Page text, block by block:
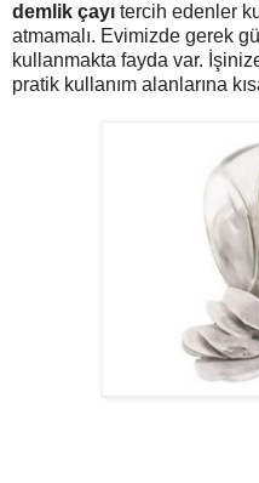
demlik çayı tercih edenler
atmamalı. Evimizde gerek
kullanmakta fayda var.
pratik kullanım alanlarına